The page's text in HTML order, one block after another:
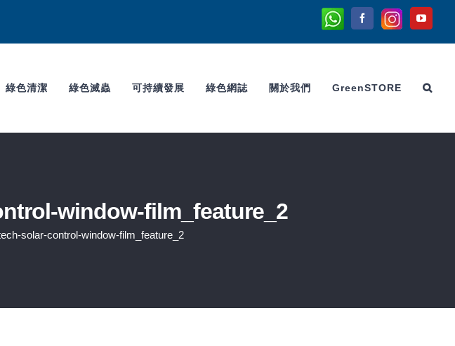
Whatsapp
Facebook
Instagram
綠色清潔 綠色滅蟲 可持續發展 綠色網誌 關於我們 GreenSTORE
window-film_feature_2
solar-control-window-film_feature_2